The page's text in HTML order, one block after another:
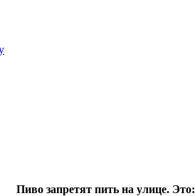
Пиво запретят пить на улице. Это: